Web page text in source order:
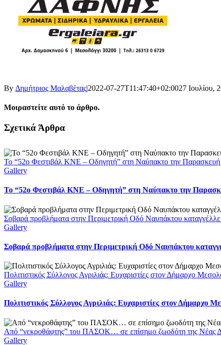
By Δημήτριος Μαλαβέτας|2022-07-27T11:47:40+02:0027 Ιουλίου,
Μοιραστείτε αυτό το άρθρο.
Facebook
X
LinkedIn
WhatsApp
Email
Σχετικά Άρθρα
Το “52ο Φεστιβάλ ΚΝΕ – Οδηγητή” στη Ναύπακτο την
Gallery
Το “52ο Φεστιβάλ ΚΝΕ – Οδηγητή” στη Ναύπακτο την
Σοβαρά προβλήματα στην Περιμετρική Οδό Ναυπάκτου
Gallery
Σοβαρά προβλήματα στην Περιμετρική Οδό Ναυπάκτου
Πολιτιστικός Σύλλογος Αγριλιάς: Ευχαριστίες στον Δήμαρχο
Gallery
Πολιτιστικός Σύλλογος Αγριλιάς: Ευχαριστίες στον Δήμαρχο
Από “νεκροθάφτης” του ΠΑΣΟΚ… σε επίσημο ζωοδότη της Νέας
Gallery